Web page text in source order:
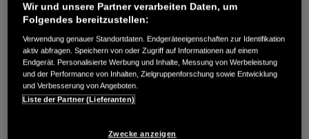
AUTO HARKE GMBH
Randersweide 59-63
21035 Hamburg
+49 40 735 935 0
DETAILS
Wir und unsere Partner verarbeiten Daten, um
Folgendes bereitzustellen:
Verwendung genauer Standortdaten. Endgeräteeigenschaften zur Identifikation
aktiv abfragen. Speichern von oder Zugriff auf Informationen auf einem
Endgerät. Personalisierte Werbung und Inhalte, Messung von Werbeleistung
und der Performance von Inhalten, Zielgruppenforschung sowie Entwicklung
und Verbesserung von Angeboten.
Liste der Partner (Lieferanten)
Zwecke anzeigen